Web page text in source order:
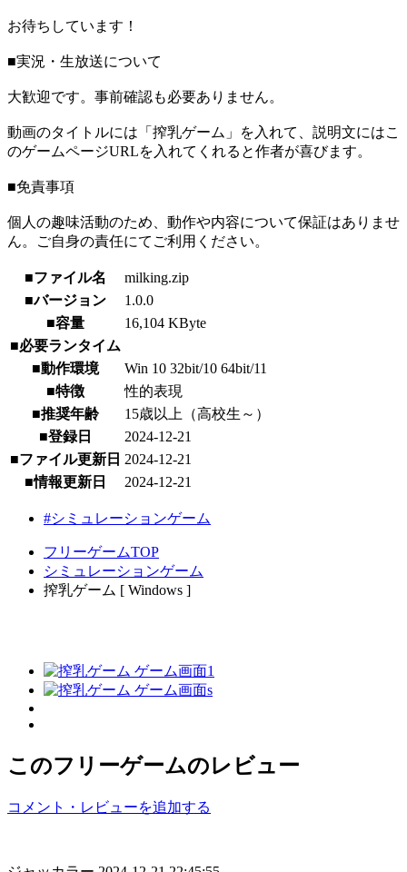
お待ちしています！
■実況・生放送について
大歓迎です。事前確認も必要ありません。
動画のタイトルには「搾乳ゲーム」を入れて、説明文にはこ
のゲームページURLを入れてくれると作者が喜びます。
■免責事項
個人の趣味活動のため、動作や内容について保証はありませ
ん。ご自身の責任にてご利用ください。
■ファイル名
milking.zip
■バージョン
1.0.0
■容量
16,104 KByte
■必要ランタイム
■動作環境
Win 10 32bit/10 64bit/11
■特徴
性的表現
■推奨年齢
15歳以上（高校生～）
■登録日
2024-12-21
■ファイル更新日 2024-12-21
■情報更新日
2024-12-21
#シミュレーションゲーム
フリーゲームTOP
シミュレーションゲーム
搾乳ゲーム [ Windows ]
このフリーゲームのレビュー
コメント・レビューを追加する